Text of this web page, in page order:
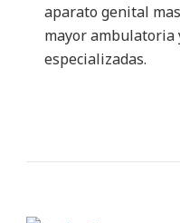
aparato genital
mayor ambulatoria
especializadas.